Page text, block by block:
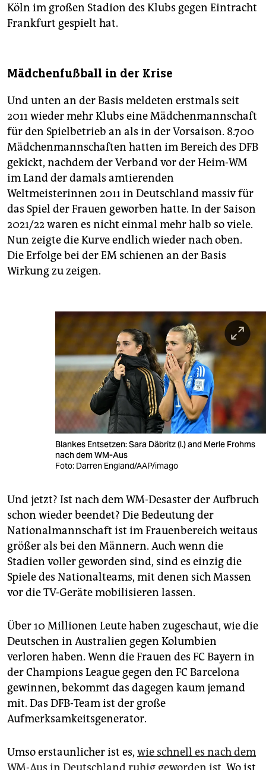
Köln im großen Stadion des Klubs gegen Eintracht
Frankfurt gespielt hat.
Mädchenfußball in der Krise
Und unten an der Basis meldeten erstmals seit
2011 wieder mehr Klubs eine Mädchenmannschaft
für den Spielbetrieb an als in der Vorsaison. 8.700
Mädchenmannschaften hatten im Bereich des DFB
gekickt, nachdem der Verband vor der Heim-WM
im Land der damals amtierenden
Weltmeisterinnen 2011 in Deutschland massiv für
das Spiel der Frauen geworben hatte. In der Saison
2021/22 waren es nicht einmal mehr halb so viele.
Nun zeigte die Kurve endlich wieder nach oben.
Die Erfolge bei der EM schienen an der Basis
Wirkung zu zeigen.
Blankes Entsetzen: Sara Däbritz (l.) and Merle Frohms
nach dem WM-Aus
Foto: Darren England/AAP/imago
Und jetzt? Ist nach dem WM-Desaster der Aufbruch
schon wieder beendet? Die Bedeutung der
Nationalmannschaft ist im Frauenbereich weitaus
größer als bei den Männern. Auch wenn die
Stadien voller geworden sind, sind es einzig die
Spiele des Nationalteams, mit denen sich Massen
vor die TV-Geräte mobilisieren lassen.
Über 10 Millionen Leute haben zugeschaut, wie die
Deutschen in Australien gegen Kolumbien
verloren haben. Wenn die Frauen des FC Bayern in
der Champions League gegen den FC Barcelona
gewinnen, bekommt das dagegen kaum jemand
mit. Das DFB-Team ist der große
Aufmerksamkeitsgenerator.
Umso erstaunlicher ist es, wie schnell es nach dem
WM-Aus in Deutschland ruhig geworden ist . Wo ist